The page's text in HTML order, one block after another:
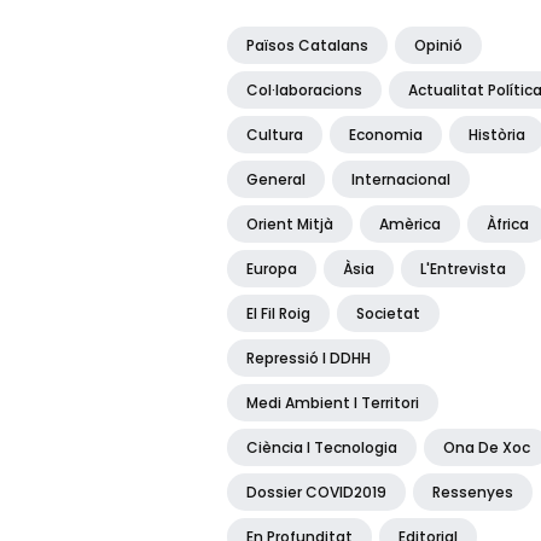
Països Catalans Opinió
Col·laboracions Actualitat Política
Cultura Economia Història
General Internacional
Orient Mitjà Amèrica Àfrica
Europa Àsia L'Entrevista
El Fil Roig Societat
Repressió I DDHH
Medi Ambient I Territori
Ciència I Tecnologia Ona De Xoc
Dossier COVID2019 Ressenyes
En Profunditat Editorial